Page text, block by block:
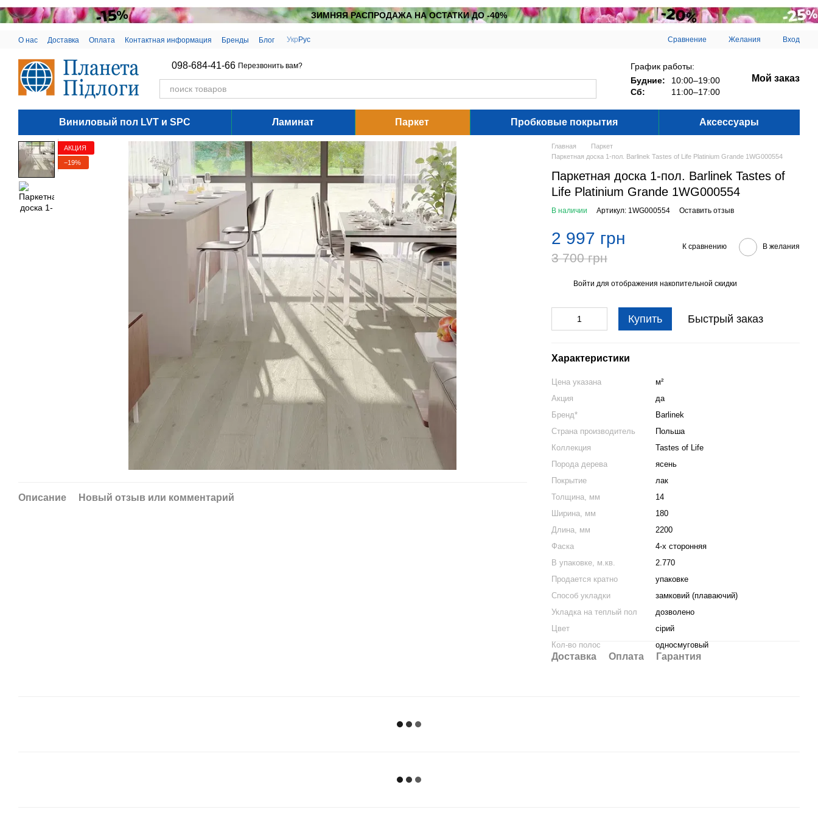
Перейти к основному контенту
ЗИМНЯЯ РАСПРОДАЖА НА ОСТАТКИ ДО -40%
О нас Доставка Оплата Контактная информация Бренды Блог Укр Рус Сравнение Желания Вход
098-684-41-66 Перезвонить вам?
График работы:
Будние:
10:00–19:00
Сб:
11:00–17:00
Мой заказ
Виниловый пол LVT и SPC Ламинат Паркет Пробковые покрытия Аксессуары
АКЦИЯ
−19%
Описание Новый отзыв или комментарий
Главная
Паркет
Паркетная доска 1-пол. Barlinek Tastes of Life Platinium Grande 1WG000554
Паркетная доска 1-пол. Barlinek Tastes of
Life Platinium Grande 1WG000554
В наличии Артикул: 1WG000554 Оставить отзыв
2 997 грн
3 700 грн
К сравнению В желания
Войти для отображения накопительной скидки
Купить Быстрый заказ
Характеристики
Цена указана
м²
Акция
да
Бренд*
Barlinek
Страна производитель
Польша
Коллекция
Tastes of Life
Порода дерева
ясень
Покрытие
лак
Толщина, мм
14
Ширина, мм
180
Длина, мм
2200
Фаска
4-х сторонняя
В упаковке, м.кв.
2.770
Продается кратно
упаковке
Способ укладки
замковий (плаваючий)
Укладка на теплый пол
дозволено
Цвет
сірий
Кол-во полос
односмуговый
Доставка Оплата Гарантия